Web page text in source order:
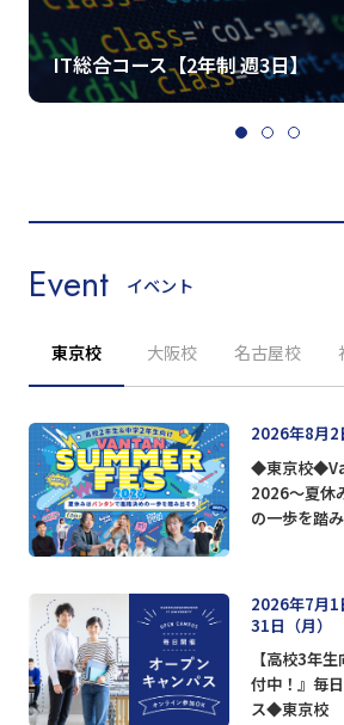
IT総合コース【2年制 週3日】
Event イベント
東京校 大阪校 名古屋校
2026年8月2
◆東京校
2026～夏休
の一歩を踏
2026年7月1
31日（月）
【高校3年
付中！』毎
ス◆東京校